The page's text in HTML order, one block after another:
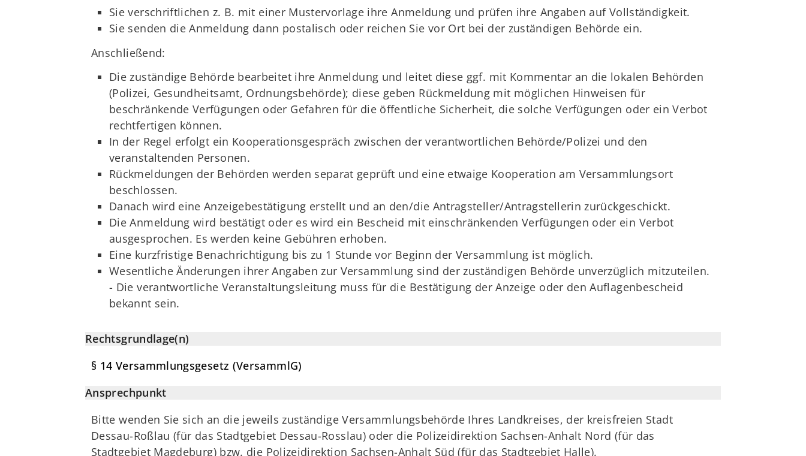
Sie verschriftlichen z. B. mit einer Mustervorlage ihre Anmeldung und prüfen ihre Angaben auf Vollständigkeit.
Sie senden die Anmeldung dann postalisch oder reichen Sie vor Ort bei der zuständigen Behörde ein.
Anschließend:
Die zuständige Behörde bearbeitet ihre Anmeldung und leitet diese ggf. mit Kommentar an die lokalen Behörden
(Polizei, Gesundheitsamt, Ordnungsbehörde); diese geben Rückmeldung mit möglichen Hinweisen für
beschränkende Verfügungen oder Gefahren für die öffentliche Sicherheit, die solche Verfügungen oder ein Verbot
rechtfertigen können.
In der Regel erfolgt ein Kooperationsgespräch zwischen der verantwortlichen Behörde/Polizei und den
veranstaltenden Personen.
Rückmeldungen der Behörden werden separat geprüft und eine etwaige Kooperation am Versammlungsort
beschlossen.
Danach wird eine Anzeigebestätigung erstellt und an den/die Antragsteller/Antragstellerin zurückgeschickt.
Die Anmeldung wird bestätigt oder es wird ein Bescheid mit einschränkenden Verfügungen oder ein Verbot
ausgesprochen. Es werden keine Gebühren erhoben.
Eine kurzfristige Benachrichtigung bis zu 1 Stunde vor Beginn der Versammlung ist möglich.
Wesentliche Änderungen ihrer Angaben zur Versammlung sind der zuständigen Behörde unverzüglich mitzuteilen.
- Die verantwortliche Veranstaltungsleitung muss für die Bestätigung der Anzeige oder den Auflagenbescheid
bekannt sein.
Rechtsgrundlage(n)
§ 14 Versammlungsgesetz (VersammlG)
Ansprechpunkt
Bitte wenden Sie sich an die jeweils zuständige Versammlungsbehörde Ihres Landkreises, der kreisfreien Stadt
Dessau-Roßlau (für das Stadtgebiet Dessau-Rosslau) oder die Polizeidirektion Sachsen-Anhalt Nord (für das
Stadtgebiet Magdeburg) bzw. die Polizeidirektion Sachsen-Anhalt Süd (für das Stadtgebiet Halle).